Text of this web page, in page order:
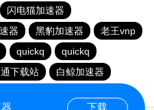
闪电猫加速器
器 黑豹加速器
老王vnp
quickq
quickq
下载站
白鲸加速器
下载